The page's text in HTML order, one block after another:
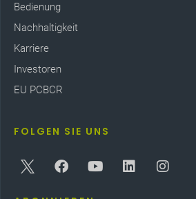
Bedienung
Nachhaltigkeit
Karriere
Investoren
EU PCBCR
FOLGEN SIE UNS